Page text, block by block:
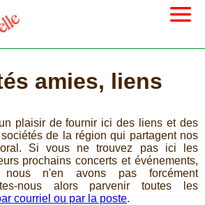
amies, liens
plaisir de fournir ici des liens et des
de la région qui partagent nos
Si vous ne trouvez pas ici les
prochains concerts et événements,
n'en avons pas forcément
nous alors parvenir toutes les
courriel ou par la poste.